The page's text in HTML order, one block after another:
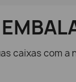
caixas com a